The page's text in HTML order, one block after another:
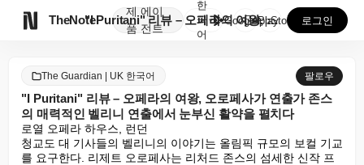
TheNote
제
품
에이
전트
"I Puritani" 리뷰 – 오페라의 여왕, 오로페...
한
국
어
GooglePlay
AppStore 로그인
The Guardian | UK 한국어 팔로우
"I Puritani" 리뷰 – 오페라의 여왕, 오로페사가 연출가 존스
의 매력적인 벨리니 연출에서 눈부신 활약을 펼치다
로열 오페라 하우스, 런던
청교도 대 기사들의 벨리니의 이야기는 올림픽 규모의 보컬 기교
를 요구한다. 리제트 오로페사는 리처드 존스의 섬세한 신작 프